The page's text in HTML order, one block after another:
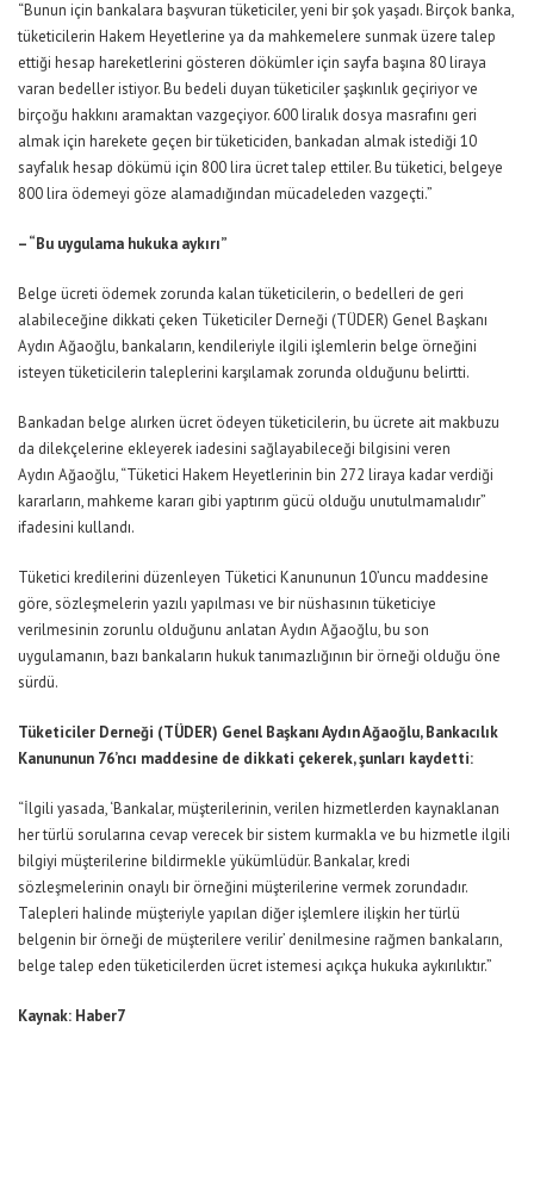
“Bunun için bankalara başvuran tüketiciler, yeni bir şok yaşadı. Birçok banka,
tüketicilerin Hakem Heyetlerine ya da mahkemelere sunmak üzere talep
ettiği hesap hareketlerini gösteren dökümler için sayfa başına 80 liraya
varan bedeller istiyor. Bu bedeli duyan tüketiciler şaşkınlık geçiriyor ve
birçoğu hakkını aramaktan vazgeçiyor. 600 liralık dosya masrafını geri
almak için harekete geçen bir tüketiciden, bankadan almak istediği 10
sayfalık hesap dökümü için 800 lira ücret talep ettiler. Bu tüketici, belgeye
800 lira ödemeyi göze alamadığından mücadeleden vazgeçti.”
– “Bu uygulama hukuka aykırı”
Belge ücreti ödemek zorunda kalan tüketicilerin, o bedelleri de geri
alabileceğine dikkati çeken Tüketiciler Derneği (TÜDER) Genel Başkanı
Aydın Ağaoğlu, bankaların, kendileriyle ilgili işlemlerin belge örneğini
isteyen tüketicilerin taleplerini karşılamak zorunda olduğunu belirtti.
Bankadan belge alırken ücret ödeyen tüketicilerin, bu ücrete ait makbuzu
da dilekçelerine ekleyerek iadesini sağlayabileceği bilgisini veren
Aydın Ağaoğlu, “Tüketici Hakem Heyetlerinin bin 272 liraya kadar verdiği
kararların, mahkeme kararı gibi yaptırım gücü olduğu unutulmamalıdır”
ifadesini kullandı.
Tüketici kredilerini düzenleyen Tüketici Kanununun 10’uncu maddesine
göre, sözleşmelerin yazılı yapılması ve bir nüshasının tüketiciye
verilmesinin zorunlu olduğunu anlatan Aydın Ağaoğlu, bu son
uygulamanın, bazı bankaların hukuk tanımazlığının bir örneği olduğu öne
sürdü.
Tüketiciler Derneği (TÜDER) Genel Başkanı Aydın Ağaoğlu, Bankacılık
Kanununun 76’ncı maddesine de dikkati çekerek, şunları kaydetti:
“İlgili yasada, ‘Bankalar, müşterilerinin, verilen hizmetlerden kaynaklanan
her türlü sorularına cevap verecek bir sistem kurmakla ve bu hizmetle ilgili
bilgiyi müşterilerine bildirmekle yükümlüdür. Bankalar, kredi
sözleşmelerinin onaylı bir örneğini müşterilerine vermek zorundadır.
Talepleri halinde müşteriyle yapılan diğer işlemlere ilişkin her türlü
belgenin bir örneği de müşterilere verilir’ denilmesine rağmen bankaların,
belge talep eden tüketicilerden ücret istemesi açıkça hukuka aykırılıktır.”
Kaynak: Haber7